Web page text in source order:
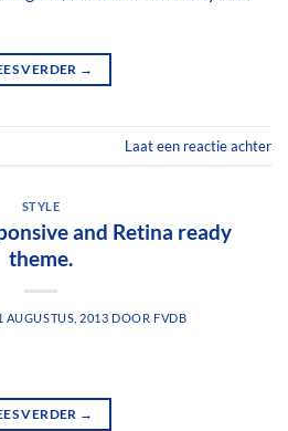
VERDER →
Laat een reactie achter
STYLE
and Retina ready
theme.
AUGUSTUS, 2013 DOOR FVDB
VERDER →